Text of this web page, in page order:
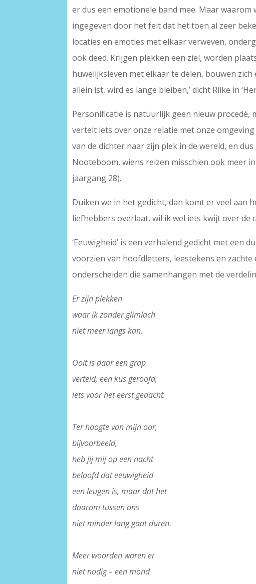
er dus een emotionele band mee. Maar
ingegeven door het feit dat het toen al zeer
locaties en emoties met elkaar verweven,
ook deed. Krijgen plekken een ziel, worden
huwelijksleven met elkaar te delen, bouwen
allein ist, wird es lange bleiben,’ dicht Rilke in
Personificatie is natuurlijk geen nieuw procedé,
vertelt iets over onze relatie met onze
van de dichter naar zijn plek in de wereld, en
Nooteboom, wiens reizen misschien ook meer
jaargang 28).
Duiken we in het gedicht, dan komt er veel aan
liefhebbers overlaat, wil ik wel iets kwijt over
‘Eeuwigheid’ is een verhalend gedicht met een
voorzien van hoofdletters, leestekens en
onderscheiden die samenhangen met de
Er zijn plekken
waar ik zonder glimlach
niet meer langs kan.
Ooit is daar een grap
verteld, een kus geroofd,
iets voor het eerst gedacht.
Ter hoogte van mijn oor,
bijvoorbeeld,
heb jij mij op een nacht
beloofd dat eeuwigheid
een leugen is, maar dat het
daarom tussen ons
niet minder lang gaat duren.
Meer woorden waren er
niet nodig – een mond